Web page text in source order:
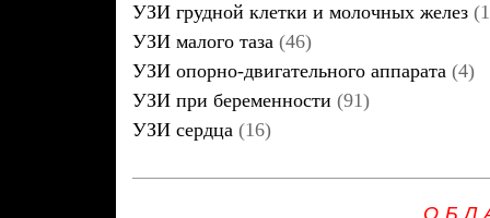
УЗИ грудной клетки и молочных желез
УЗИ малого таза (46)
УЗИ опорно-двигательного аппарата (4)
УЗИ при беременности (91)
УЗИ сердца (16)